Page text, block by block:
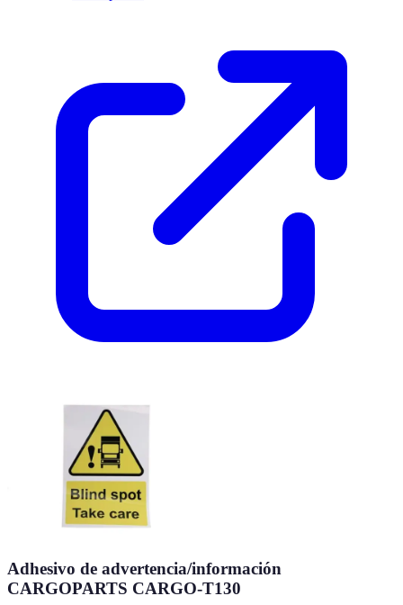
Adhesivo de advertencia/información
CARGOPARTS CARGO-T130